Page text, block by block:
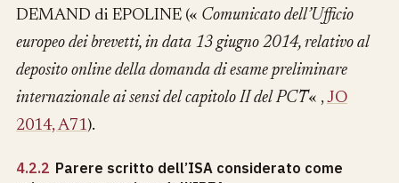
DEMAND di EPOLINE (« Comunicato dell’Ufficio
europeo dei brevetti, in data 13 giugno 2014, relativo al
deposito online della domanda di esame preliminare
internazionale ai sensi del capitolo II del PCT« ,JO
2014, A71).
4.2.2 Parere scritto dell’ISA considerato come